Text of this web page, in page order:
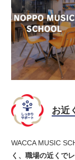
お近
WACCA MUSIC
く、職場の近くで